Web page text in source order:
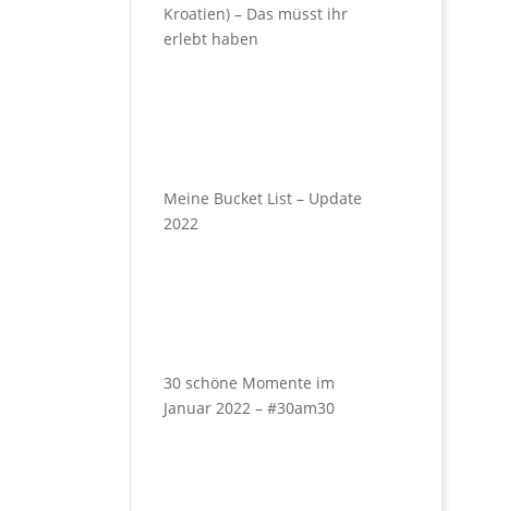
Kroatien) – Das müsst ihr
erlebt haben
Meine Bucket List – Update
2022
30 schöne Momente im
Januar 2022 – #30am30